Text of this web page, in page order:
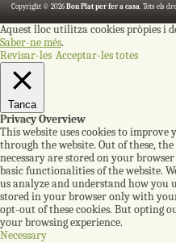
Copyright © 2026 Bon Plat per fer a casa. Tots els
Aquest lloc utilitza cookies pròpies i
Saber-ne més.
Revisar-les Acceptar-les totes
Tanca
Privacy Overview
This website uses cookies to
through the website. Out of these,
necessary are stored on your
basic functionalities of the website.
us analyze and understand how you
stored in your browser only with
opt-out of these cookies. But opting
your browsing experience.
Necessary